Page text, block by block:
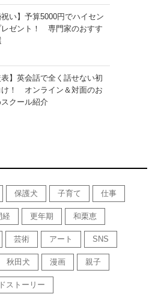
祝い】予算5000円でハイセン
レゼント！ 専門家のおすす
表】英会話で全く話せない初
け！ オンライン＆対面のお
クール紹介
保護犬 子育て 仕事
経 更年期 和栗恵
芸術 アート SNS
秋田犬 漫画 親子
ストーリー